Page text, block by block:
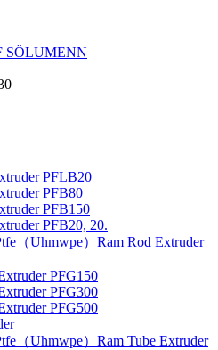
SÖLUMENN
PFLB20
PFB80
PFB150
PFB20, 20.
（Uhmwpe）Ram Rod Extruder
PFG150
PFG300
PFG500
（Uhmwpe）Ram Tube Extruder